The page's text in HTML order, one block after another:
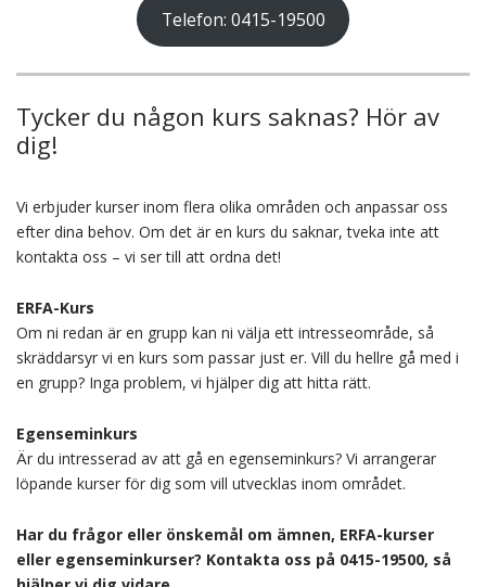
Telefon: 0415-19500
Tycker du någon kurs saknas? Hör av
dig!
Vi erbjuder kurser inom flera olika områden och anpassar oss
efter dina behov. Om det är en kurs du saknar, tveka inte att
kontakta oss – vi ser till att ordna det!
ERFA-Kurs
Om ni redan är en grupp kan ni välja ett intresseområde, så
skräddarsyr vi en kurs som passar just er. Vill du hellre gå med i
en grupp? Inga problem, vi hjälper dig att hitta rätt.
Egenseminkurs
Är du intresserad av att gå en egenseminkurs? Vi arrangerar
löpande kurser för dig som vill utvecklas inom området.
Har du frågor eller önskemål om ämnen, ERFA-kurser
eller egenseminkurser? Kontakta oss på 0415-19500, så